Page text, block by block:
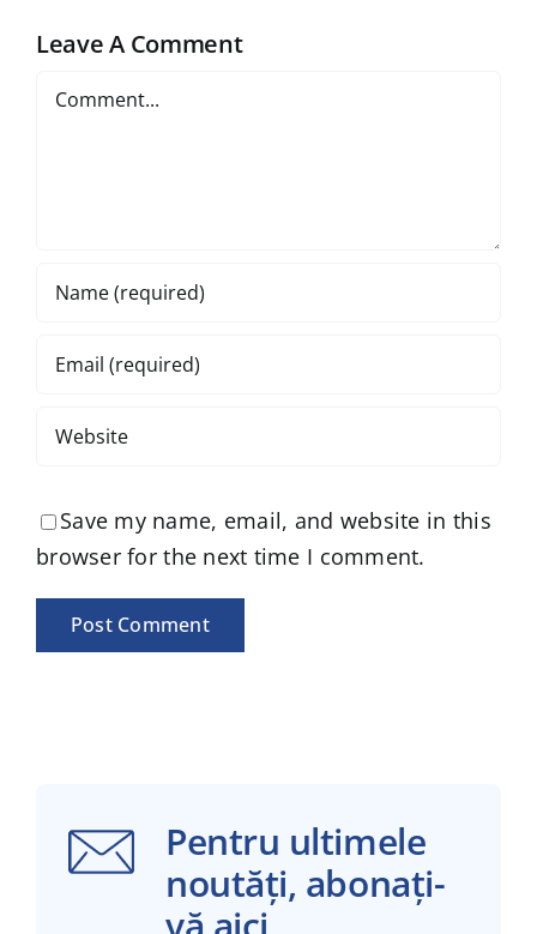
Leave A Comment
Comment
Save my name, email, and website in this
browser for the next time I comment.
Pentru ultimele
noutăți, abonați-